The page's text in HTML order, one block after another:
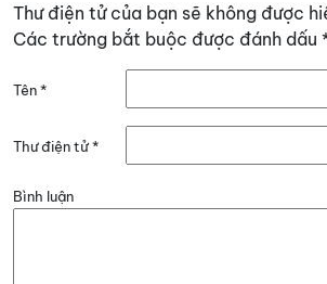
Thư điện tử của bạn sẽ không được
Các trường bắt buộc được đánh dấu
Tên*
Thư điện tử*
Bình luận